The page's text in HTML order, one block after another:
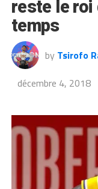
reste le roi
temps
by Tsirofo
décembre 4, 2018